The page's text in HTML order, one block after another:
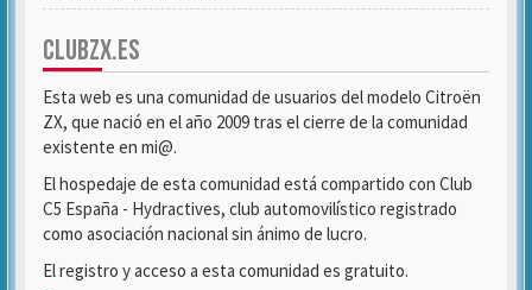
CLUBZX.ES
Esta web es una comunidad de usuarios del modelo Citroën
ZX, que nació en el año 2009 tras el cierre de la comunidad
existente en mi@.
El hospedaje de esta comunidad está compartido con Club
C5 España - Hydractives, club automovilístico registrado
como asociación nacional sin ánimo de lucro.
El registro y acceso a esta comunidad es gratuito.